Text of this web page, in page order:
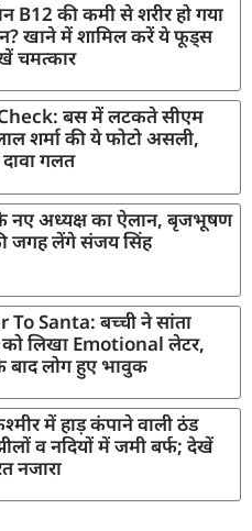
B12 की कमी से शरीर हो गया
खाने में शामिल करें ये फूड्स
चमत्कार
बस में लटकते सीएम
शर्मा की ये फोटो असली,
गलत
नए अध्यक्ष का ऐलान, बृजभूषण
जगह लेंगे संजय सिंह
To Santa: बच्ची ने सांता
लिखा Emotional लेटर,
बाद लोग हुए भावुक
में हाड़ कंपाने वाली ठंड
व नदियों में जमी बर्फ; देखें
नजारा